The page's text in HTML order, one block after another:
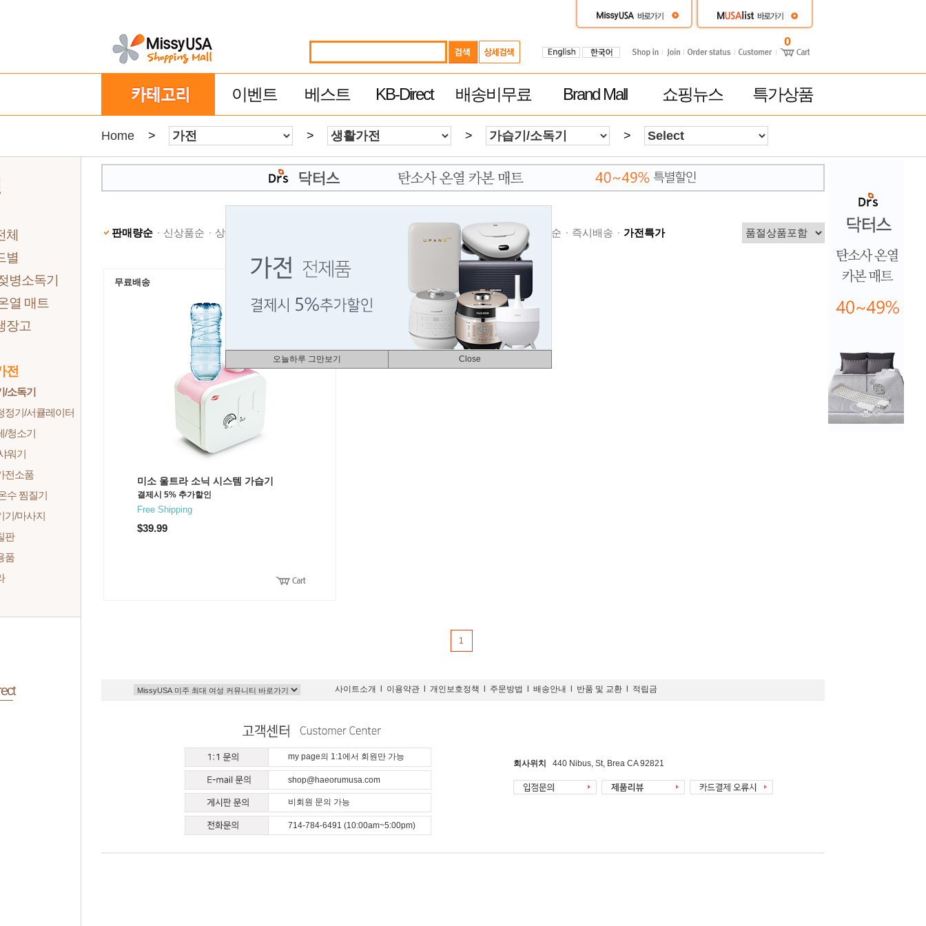
0
이벤트 베스트 KB-Direct 배송비무료 Brand Mall 쇼핑뉴스 특가상품
Home > > > >
체
별
병소독기
열 매트
장고
전
/소독기
정기/서큘레이터
/청소기
워기
전소품
수 찜질기
기/마사지
판
품
오늘하루 그만보기 Close
판매량순 신상품순 상품명순 제품평 많은순 빠른 배송순 추천순 즉시배송 가전특가
무료배송
미소 울트라 소닉 시스템 가습기
결제시 5% 추가할인
Free Shipping
$39.99
1
사이트소개 이용약관 개인보호정책 주문방법 배송안내 반품 및 교환 적립금
회사위치 440 Nibus, St, Brea CA 92821
my page의 1:1에서 회원만 가능
shop@haeorumusa.com
비회원 문의 가능
714-784-6491 (10:00am~5:00pm)